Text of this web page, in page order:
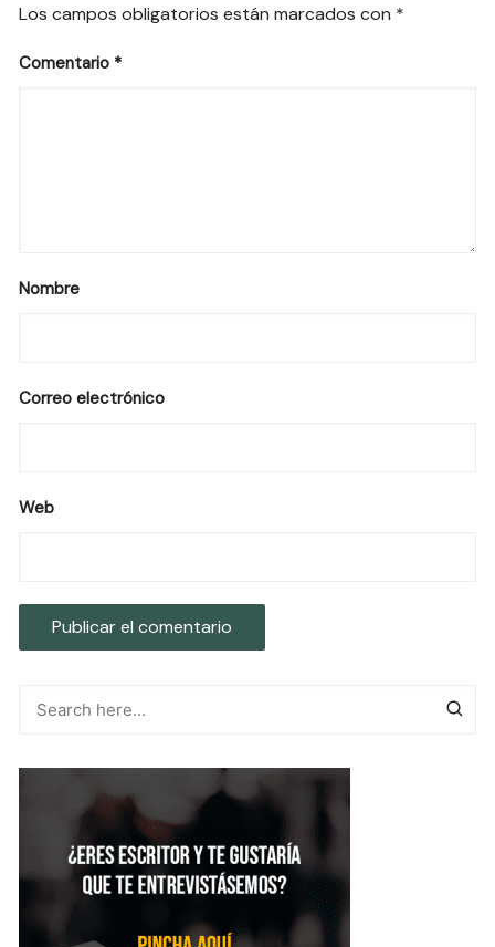
Los campos obligatorios están marcados con *
Comentario *
Nombre
Correo electrónico
Web